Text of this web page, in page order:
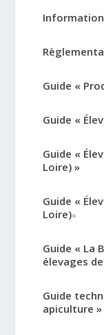
Guide «
Guide «
Guide «
Loire) »
Guide «
Loire)«
Guide « La
élevages
Guide
apiculture »